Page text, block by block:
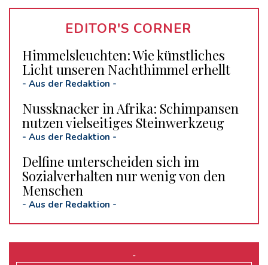
EDITOR'S CORNER
Himmelsleuchten: Wie künstliches
Licht unseren Nachthimmel erhellt
- Aus der Redaktion -
Nussknacker in Afrika: Schimpansen
nutzen vielseitiges Steinwerkzeug
- Aus der Redaktion -
Delfine unterscheiden sich im
Sozialverhalten nur wenig von den
Menschen
- Aus der Redaktion -
-